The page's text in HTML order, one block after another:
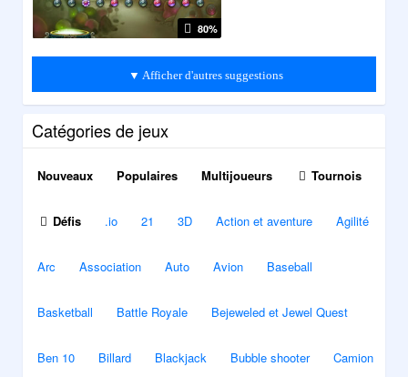
80%
▼ Afficher d'autres suggestions
Catégories de jeux
Nouveaux Populaires Multijoueurs Tournois
Défis .io 21 3D Action et aventure Agilité
Arc Association Auto Avion Baseball
Basketball Battle Royale Bejeweled et Jewel Quest
Ben 10 Billard Blackjack Bubble shooter Camion